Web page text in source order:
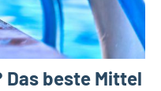
Das beste Mittel